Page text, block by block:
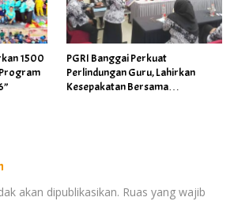
1500
PGRI Banggai Perkuat
Perlindungan Guru, Lahirkan
Kesepakatan Bersama
akan dipublikasikan. Ruas yang wajib